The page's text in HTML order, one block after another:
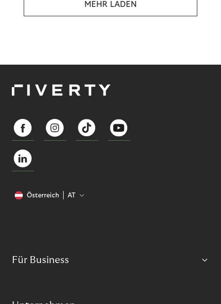
MEHR LADEN
Österreich AT
Für Business